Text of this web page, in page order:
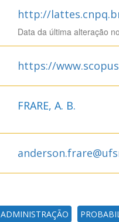
http://
Data da última alteração
https://
FRARE, A. B.
ADMINISTRAÇÃO